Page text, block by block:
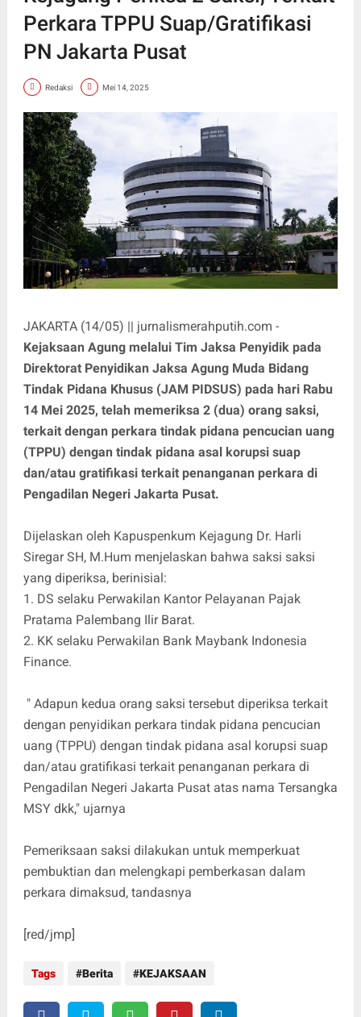
Perkara TPPU Suap/Gratifikasi
PN Jakarta Pusat
Redaksi Mei 14, 2025
JAKARTA (14/05) || jurnalismerahputih.com -
Kejaksaan Agung melalui Tim Jaksa Penyidik pada
Direktorat Penyidikan Jaksa Agung Muda Bidang
Tindak Pidana Khusus (JAM PIDSUS) pada hari Rabu
14 Mei 2025, telah memeriksa 2 (dua) orang saksi,
terkait dengan perkara tindak pidana pencucian uang
(TPPU) dengan tindak pidana asal korupsi suap
dan/atau gratifikasi terkait penanganan perkara di
Pengadilan Negeri Jakarta Pusat.
Dijelaskan oleh Kapuspenkum Kejagung Dr. Harli
Siregar SH, M.Hum menjelaskan bahwa saksi saksi
yang diperiksa, berinisial:
1. DS selaku Perwakilan Kantor Pelayanan Pajak
Pratama Palembang Ilir Barat.
2. KK selaku Perwakilan Bank Maybank Indonesia
Finance.
" Adapun kedua orang saksi tersebut diperiksa terkait
dengan penyidikan perkara tindak pidana pencucian
uang (TPPU) dengan tindak pidana asal korupsi suap
dan/atau gratifikasi terkait penanganan perkara di
Pengadilan Negeri Jakarta Pusat atas nama Tersangka
MSY dkk," ujarnya
Pemeriksaan saksi dilakukan untuk memperkuat
pembuktian dan melengkapi pemberkasan dalam
perkara dimaksud, tandasnya
[red/jmp]
Tags Berita KEJAKSAAN